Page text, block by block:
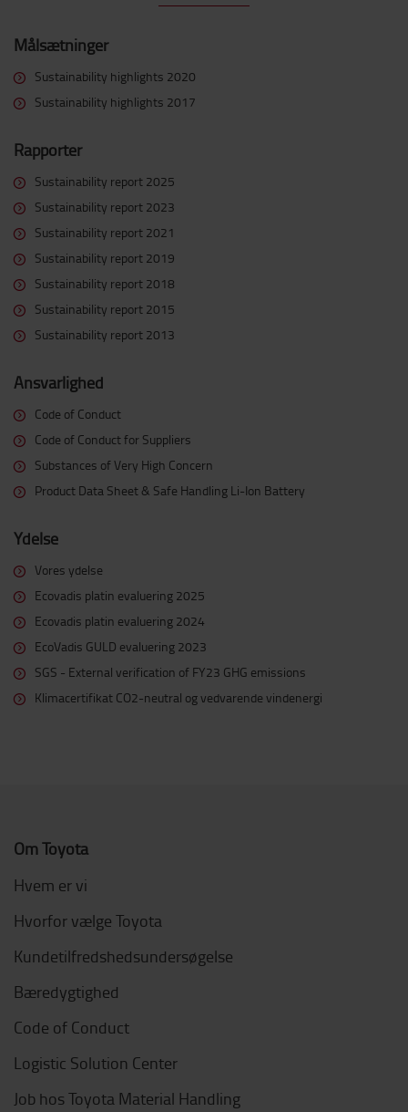
Målsætninger
Sustainability highlights 2020
Sustainability highlights 2017
Rapporter
Sustainability report 2025
Sustainability report 2023
Sustainability report 2021
Sustainability report 2019
Sustainability report 2018
Sustainability report 2015
Sustainability report 2013
Ansvarlighed
Code of Conduct
Code of Conduct for Suppliers
Substances of Very High Concern
Product Data Sheet & Safe Handling Li-Ion Battery
Ydelse
Vores ydelse
Ecovadis platin evaluering 2025
Ecovadis platin evaluering 2024
EcoVadis GULD evaluering 2023
SGS - External verification of FY23 GHG emissions
Klimacertifikat CO2-neutral og vedvarende vindenergi
Om Toyota
Hvem er vi
Hvorfor vælge Toyota
Kundetilfredshedsundersøgelse
Bæredygtighed
Code of Conduct
Logistic Solution Center
Job hos Toyota Material Handling